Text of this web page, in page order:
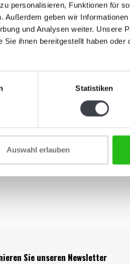
personalisieren, Funktionen für
geben wir
und Analysen weiter. Unsere
ihnen bereitgestellt haben
Statistiken
Auswahl erlauben
undkostbare
Zertifikatgeliefert und
Sie unseren Newsletter